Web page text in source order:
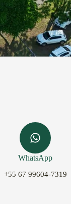
WhatsApp
+55 67 99604-7319